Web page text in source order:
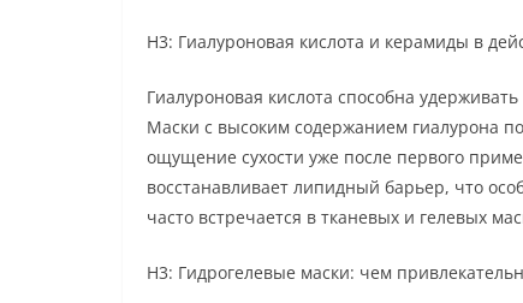
H3: Гиалуроновая кислота и керамиды в
Гиалуроновая кислота способна
Маски с высоким содержанием гиалурона
ощущение сухости уже после первого
восстанавливает липидный барьер, что
часто встречается в тканевых и гелевых
H3: Гидрогелевые маски: чем